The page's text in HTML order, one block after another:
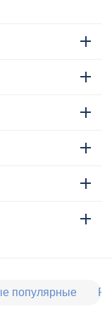
популярные